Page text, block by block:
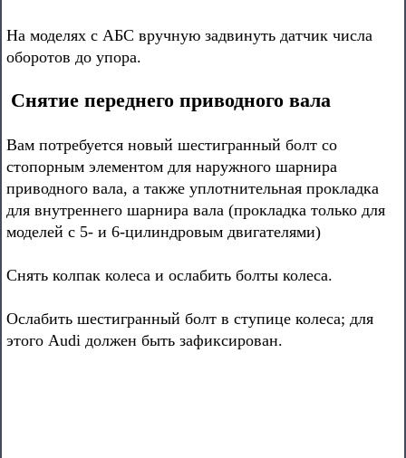
На моделях с АБС вручную задвинуть датчик числа
оборотов до упора.
Снятие переднего приводного вала
Вам потребуется новый шестигранный болт со
стопорным элементом для наружного шарнира
приводного вала, а также уплотнительная прокладка
для внутреннего шарнира вала (прокладка только для
моделей с 5- и 6-цилиндровым двигателями)
Снять колпак колеса и ослабить болты колеса.
Ослабить шестигранный болт в ступице колеса; для
этого Audi должен быть зафиксирован.